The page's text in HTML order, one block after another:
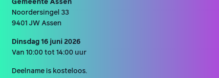
Gemeente Assen
Noordersingel 33
9401 JW Assen
Dinsdag 16 juni 2026
Van 10:00 tot 14:00 uur
Deelname is kosteloos.